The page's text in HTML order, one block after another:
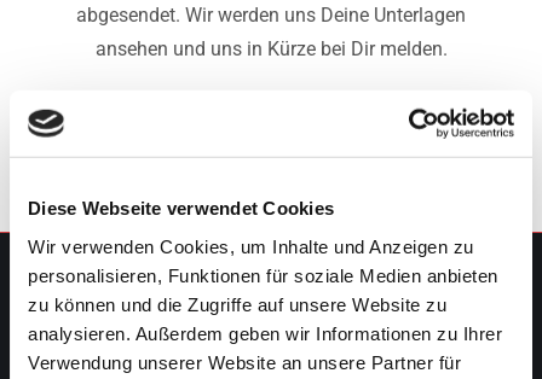
Diese Webseite verwendet Cookies
Wir verwenden Cookies, um Inhalte und Anzeigen zu
personalisieren, Funktionen für soziale Medien anbieten
zu können und die Zugriffe auf unsere Website zu
analysieren. Außerdem geben wir Informationen zu Ihrer
Verwendung unserer Website an unsere Partner für
abgesendet. Wir werden uns Deine Unterlagen
ansehen und uns in Kürze bei Dir melden.
STEUERBERATUNG
Lohn- und Finanzbuchhaltung